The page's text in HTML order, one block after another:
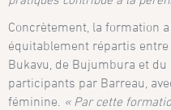
Concrètement, la formation
équitablement répartis entre
Bukavu, de Bujumbura et
participants par Barreau,
féminine. « Par cette